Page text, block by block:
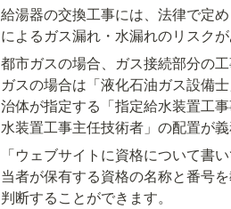
給湯器の交換工事には、法律で定
によるガス漏れ・水漏れのリスク
都市ガスの場合、ガス接続部分の
ガスの場合は「液化石油ガス設備
治体が指定する「指定給水装置工
水装置工事主任技術者」の配置が義
「ウェブサイトに資格について書
当者が保有する資格の名称と番号
判断することができます。